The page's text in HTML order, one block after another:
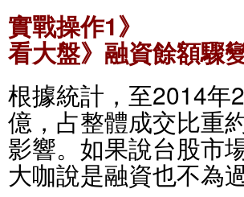
實戰操作1》
看大盤》融資餘額驟
根據統計，至2014年
億，占整體成交比重
影響。如果說台股市
大咖說是融資也不為過